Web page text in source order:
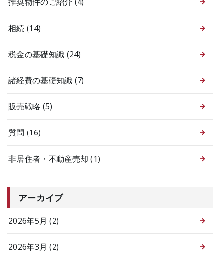
相続 (14)
税金の基礎知識 (24)
諸経費の基礎知識 (7)
販売戦略 (5)
質問 (16)
非居住者・不動産売却(1)
アーカイブ
2026年5月 (2)
2026年3月 (2)